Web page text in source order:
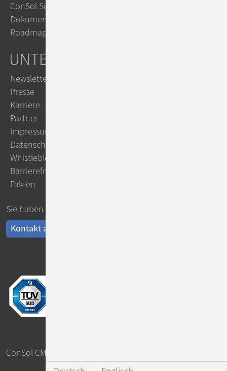
ConSol Support & Trainings
Dokumentation im TecDoc
Roadmap
UNTERNEHMEN
Newsletter
Presse
Karriere
Partner
Impressum
Datenschutz
Whistleblowing
Barrierefreiheit
Fakten
Sie haben Fragen?
Kontakt aufnehmen
ConSol CM ist eine Marke der